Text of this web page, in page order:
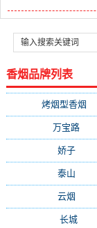
香烟品牌列表
烤烟型香烟
万宝路
娇子(147)
泰山
云烟
长城